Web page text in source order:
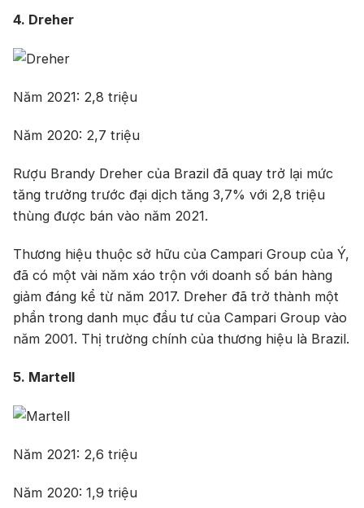
4. Dreher
Năm 2021: 2,8 triệu
Năm 2020: 2,7 triệu
Rượu Brandy Dreher của Brazil đã quay trở lại mức
tăng trưởng trước đại dịch tăng 3,7% với 2,8 triệu
thùng được bán vào năm 2021.
Thương hiệu thuộc sở hữu của Campari Group của Ý,
đã có một vài năm xáo trộn với doanh số bán hàng
giảm đáng kể từ năm 2017. Dreher đã trở thành một
phần trong danh mục đầu tư của Campari Group vào
năm 2001. Thị trường chính của thương hiệu là Brazil.
5. Martell
Năm 2021: 2,6 triệu
Năm 2020: 1,9 triệu